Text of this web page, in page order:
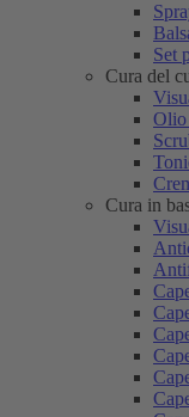
Set
Cura del
Olio
Cura in